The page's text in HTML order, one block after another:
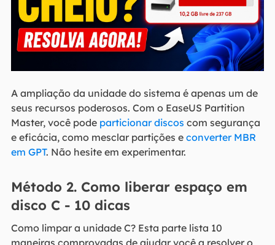
A ampliação da unidade do sistema é apenas um de
seus recursos poderosos. Com o EaseUS Partition
Master, você pode particionar discos com segurança
e eficácia, como mesclar partições e converter MBR
em GPT. Não hesite em experimentar.
Método 2. Como liberar espaço em
disco C - 10 dicas
Como limpar a unidade C? Esta parte lista 10
maneiras comprovadas de ajudar você a resolver o